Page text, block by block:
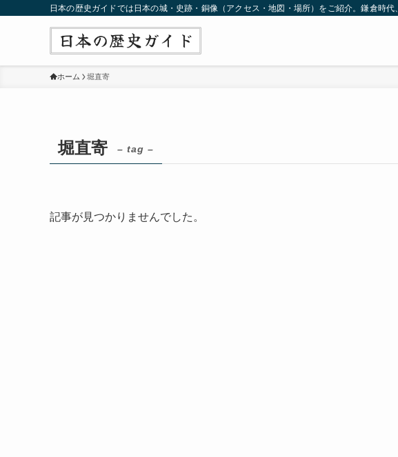
日本の歴史ガイドでは日本の城・史跡・銅像（アクセス・地図・場所）をご紹介。鎌倉時
ホーム 堀直寄
堀直寄 – tag –
記事が見つかりませんでした。